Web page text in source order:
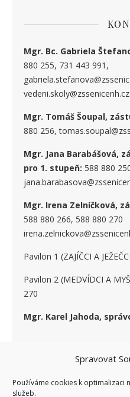
Spravovat
Používáme cookies k optimalizaci
služeb.
Mgr. Bc. Gabriela
880 255, 731 443 991,
vedeni.skoly@zssenicenh.cz
Mgr. Tomáš Šoupal,
880 256,
Mgr. Jana Barabášová,
pro 1. stupeň: 588 880
Mgr. Irena Zelníčková,
588 880 266, 588 880 270
Pavilon 1 (ZAJÍČCI A
Pavilon 2 (MEDVÍDCI A
270
Mgr. Karel Jahoda,